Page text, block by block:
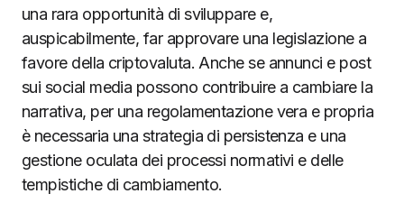
una rara opportunità di sviluppare e,
auspicabilmente, far approvare una legislazione a
favore della criptovaluta. Anche se annunci e post
sui social media possono contribuire a cambiare la
narrativa, per una regolamentazione vera e propria
è necessaria una strategia di persistenza e una
gestione oculata dei processi normativi e delle
tempistiche di cambiamento.